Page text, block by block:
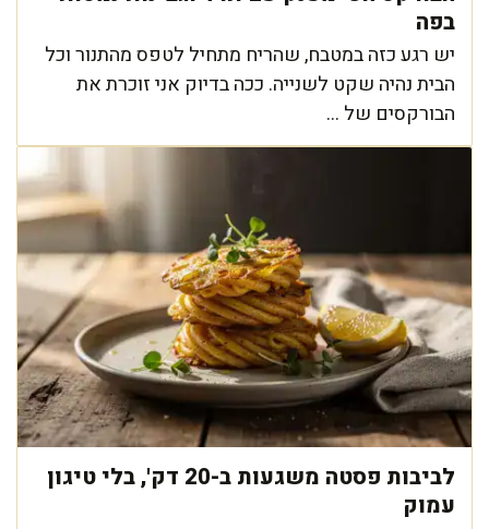
בפה
יש רגע כזה במטבח, שהריח מתחיל לטפס מהתנור וכל
הבית נהיה שקט לשנייה. ככה בדיוק אני זוכרת את
הבורקסים של ...
לביבות פסטה משגעות ב-20 דק', בלי טיגון
עמוק